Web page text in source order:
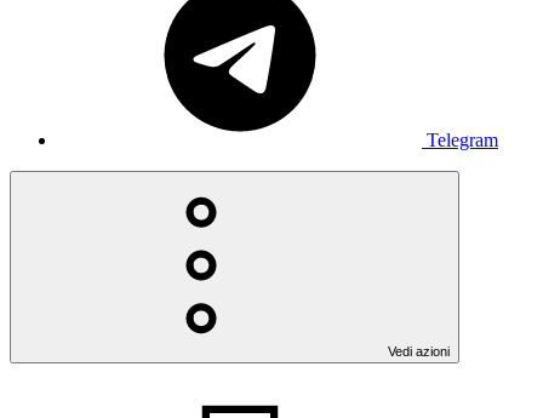
Telegram
Vedi azioni